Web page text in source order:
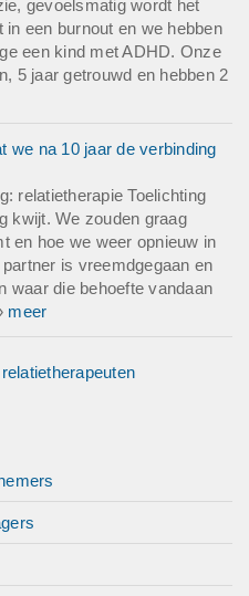
gevoelsmatig wordt het
een burnout en we hebben
een kind met ADHD. Onze
5 jaar getrouwd en hebben 2
we na 10 jaar de verbinding
relatietherapie Toelichting
kwijt. We zouden graag
en hoe we weer opnieuw in
is vreemdgegaan en
waar die behoefte vandaan
meer